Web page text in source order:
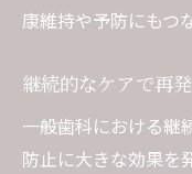
康維持や予防にもつ
継続的なケアで再
一般歯科における継
防止に大きな効果を